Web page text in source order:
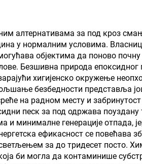
складиштење,
за уље,
житарица,
и спољне
и апликације
животне стилове
алтернативама за под кроз
у нормалним условима.
објектима да поново
Безшивна природа
хигијенско окружење
безбедности представља још
на радном месту и
песк за под одржава поуздану
и минималне генерације отпада,
ефикасност се повећава
за до тридесет посто.
би могла да контаминише